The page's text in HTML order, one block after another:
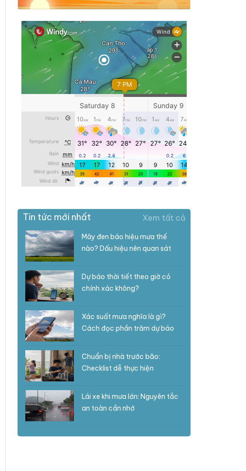
Tin tức mới nhất Xem tất cả
Mây đen báo hiệu mưa thế
nào? Dấu hiệu nên quan sát
Dự báo thời tiết theo giờ có
chính xác không?
Xác suất mưa nghĩa là gì?
Cách đọc phần trăm dự báo
Chuẩn bị nhà trước bão:
Checklist dễ thực hiện
Lái xe khi mưa lớn: Nguyên tắc
an toàn cần nhớ